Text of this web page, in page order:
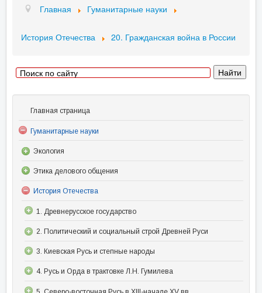
Главная Гуманитарные науки
История Отечества 20. Гражданская война в России
Главная страница
Гуманитарные науки
Экология
Этика делового общения
История Отечества
1. Древнерусское государство
2. Политический и социальный строй Древней Руси
3. Киевская Русь и степные народы
4. Русь и Орда в трактовке Л.Н. Гумилева